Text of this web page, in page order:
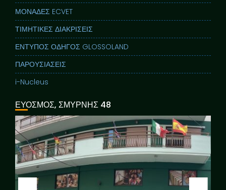
ΜΟΝΑΔΕΣ ECVET
ΤΙΜΗΤΙΚΕΣ ΔΙΑΚΡΙΣΕΙΣ
ΕΝΤΥΠΟΣ ΟΔΗΓΟΣ GLOSSOLAND
ΠΑΡΟΥΣΙΑΣΕΙΣ
i-Nucleus
ΕΥΟΣΜΟΣ, ΣΜΥΡΝΗΣ 48